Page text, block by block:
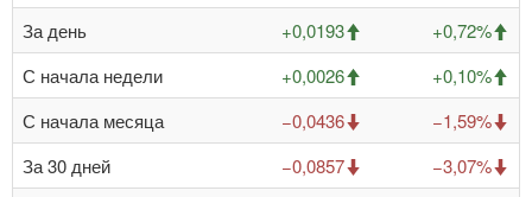
За день +0,0193
+0,72%
С начала недели
+0,0026
+0,10%
С начала месяца
−0,0436
−1,59%
За 30 дней
−0,0857
−3,07%